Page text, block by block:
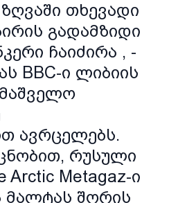
თხევადი
გადამზიდი
ჩაიძირა , -
BBC-ი ლიბიის
ავრცელებს.
რუსული
Arctic Metagaz-ი
მალტას შორის